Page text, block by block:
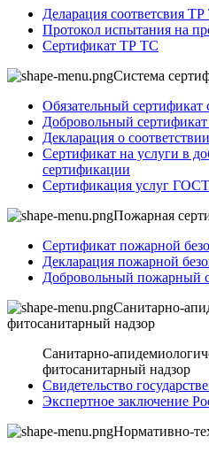
Деларация соответсвия
Протокол испытания на
Сертификат ТР ТС
Система
Обязательный
Добровольный
Декларация о
Сертификат на услуги в
сертификации
Сертификация услуг
Пожарная
Сертификат пожарной
Декларация пожарной
Добровольный пожарный
Санитарно-
фитосанитарный надзор
Санитарно-
фитосанитарный надзор
Свидетельство
Экспертное заключение
Нормативно-